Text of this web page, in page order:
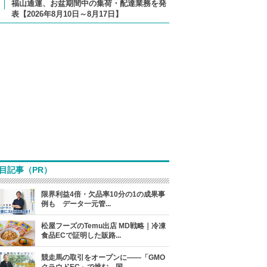
福山通運、お盆期間中の集荷・配達業務を発
表【2026年8月10日～8月17日】
記事（PR）
限界利益4倍・欠品率10分の1の成果事
例も データ一元管...
松屋フーズのTemu出店 MD戦略｜冷凍
食品ECで証明した販路...
競走馬の取引をオープンに――「GMO